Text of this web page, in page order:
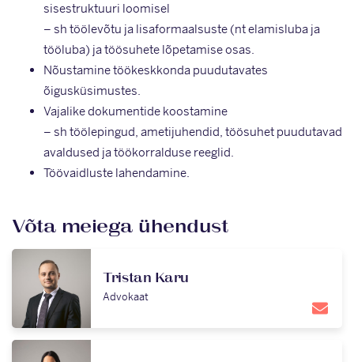
sisestruktuuri loomisel
– sh töölevõtu ja lisaformaalsuste (nt elamisluba ja
tööluba) ja töösuhete lõpetamise osas.
Nõustamine töökeskkonda puudutavates
õigusküsimustes.
Vajalike dokumentide koostamine
– sh töölepingud, ametijuhendid, töösuhet puudutavad
avaldused ja töökorralduse reeglid.
Töövaidluste lahendamine.
Võta meiega ühendust
Tristan Karu
Advokaat